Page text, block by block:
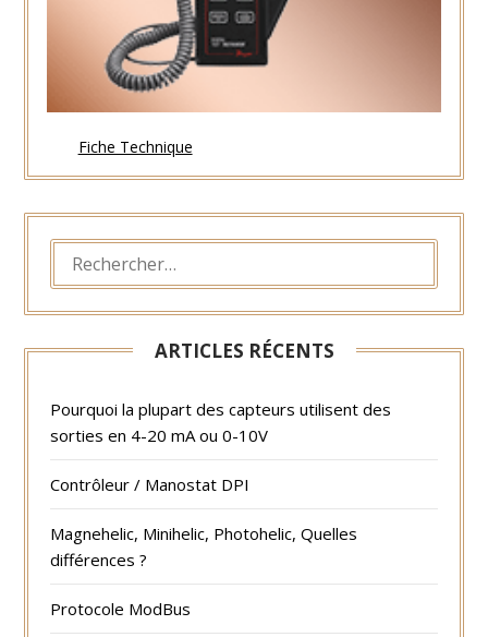
Fiche Technique
ARTICLES RÉCENTS
Pourquoi la plupart des capteurs utilisent des
sorties en 4-20 mA ou 0-10V
Contrôleur / Manostat DPI
Magnehelic, Minihelic, Photohelic, Quelles
différences ?
Protocole ModBus